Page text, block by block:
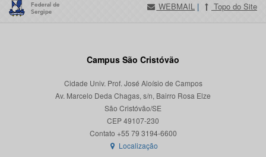
WEBMAIL | Topo do Site
Campus São Cristóvão
Cidade Univ. Prof. José Aloísio de Campos
Av. Marcelo Deda Chagas, s/n, Bairro Rosa Elze
São Cristóvão/SE
CEP 49107-230
Localização